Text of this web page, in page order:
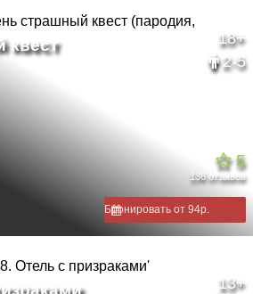
18+
2-5
5
136 отзывов
Бронировать от 94р.
13+